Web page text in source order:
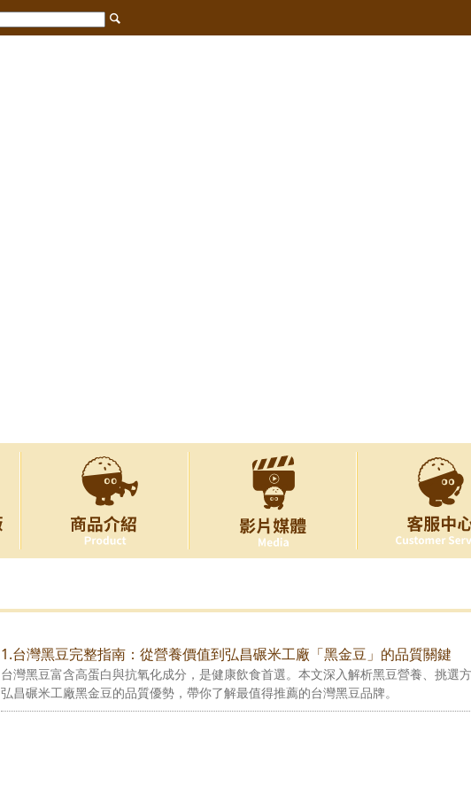
1.台灣黑豆完整指南：從營養價值到弘昌碾米工廠「黑金豆」的品質關鍵
台灣黑豆富含高蛋白與抗氧化成分，是健康飲食首選。本文深入解析黑豆營養、挑選
弘昌碾米工廠黑金豆的品質優勢，帶你了解最值得推薦的台灣黑豆品牌。